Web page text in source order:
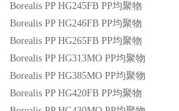
Borealis PP HG245FB PP均聚物
Borealis PP HG246FB PP均聚物
Borealis PP HG265FB PP均聚物
Borealis PP HG313MO PP均聚物
Borealis PP HG385MO PP均聚物
Borealis PP HG420FB PP均聚物